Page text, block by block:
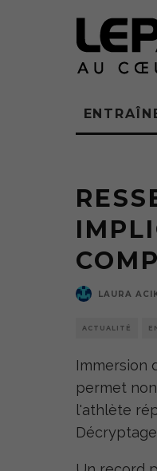
LAURA
ACTUALITÉ
Immersion
permet
l'athlète